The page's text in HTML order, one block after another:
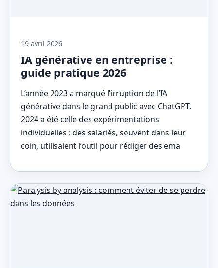
19 avril 2026
IA générative en entreprise :
guide pratique 2026
L’année 2023 a marqué l’irruption de l’IA
générative dans le grand public avec ChatGPT.
2024 a été celle des expérimentations
individuelles : des salariés, souvent dans leur
coin, utilisaient l’outil pour rédiger des ema